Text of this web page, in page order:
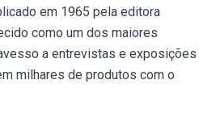
em 1965 pela editora
como um dos maiores
a entrevistas e exposições
milhares de produtos com o